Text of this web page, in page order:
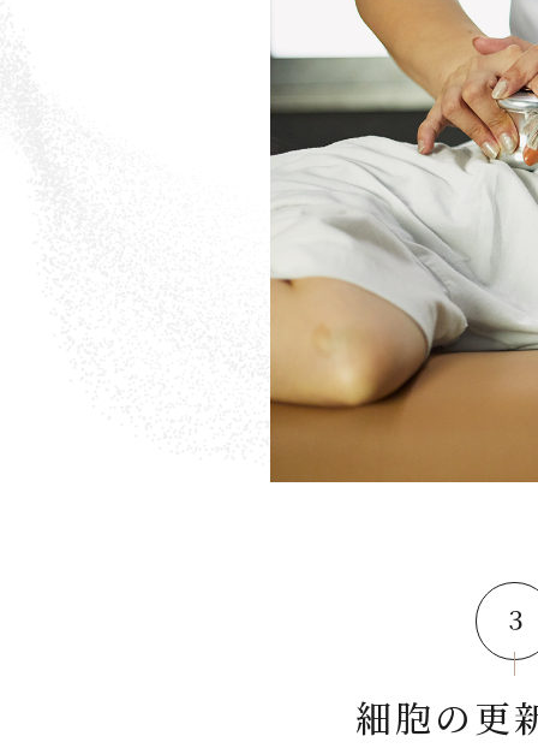
３
細胞の更